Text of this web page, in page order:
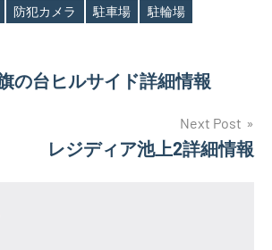
防犯カメラ 駐車場 駐輪場
の台ヒルサイド詳細情報
Next Post
レジディア池上2詳細情報